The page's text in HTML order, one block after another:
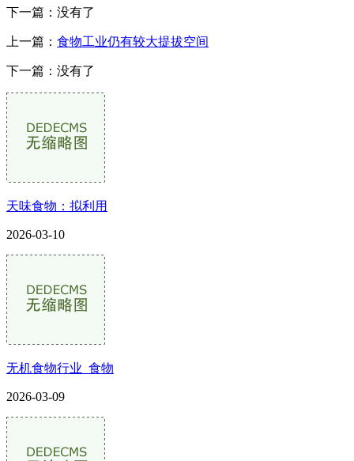
下一篇：没有了
上一篇： 食物工业仍有较大提拔空间
下一篇：没有了
天味食物：拟利用
2026-03-10
无机食物行业_食物
2026-03-09